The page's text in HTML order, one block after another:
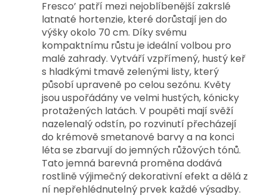
Fresco’ patří mezi nejoblíbenější zakrslé
latnaté hortenzie, které dorůstají jen do
výšky okolo 70 cm. Díky svému
kompaktnímu růstu je ideální volbou pro
malé zahrady. Vytváří vzpřímený, hustý keř
s hladkými tmavě zelenými listy, který
působí upraveně po celou sezónu. Květy
jsou uspořádány ve velmi hustých, kónicky
protažených latách. V poupěti mají svěží
nazelenalý odstín, po rozvinutí přecházejí
do krémově smetanové barvy a na konci
léta se zbarvují do jemných růžových tónů.
Tato jemná barevná proměna dodává
rostlině výjimečný dekorativní efekt a dělá z